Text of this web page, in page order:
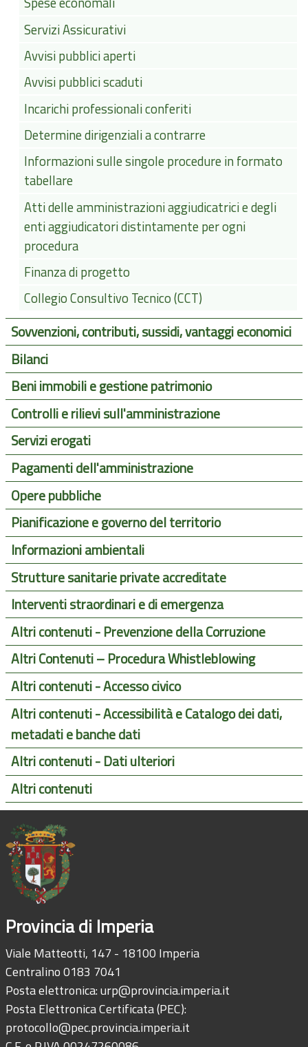
Servizi Assicurativi
Avvisi pubblici aperti
Avvisi pubblici scaduti
Incarichi professionali conferiti
Determine dirigenziali a contrarre
Informazioni sulle singole procedure in formato
tabellare
Atti delle amministrazioni aggiudicatrici e degli
enti aggiudicatori distintamente per ogni
procedura
Finanza di progetto
Collegio Consultivo Tecnico (CCT)
Sovvenzioni, contributi, sussidi, vantaggi economici
Bilanci
Beni immobili e gestione patrimonio
Controlli e rilievi sull'amministrazione
Servizi erogati
Pagamenti dell'amministrazione
Opere pubbliche
Pianificazione e governo del territorio
Informazioni ambientali
Strutture sanitarie private accreditate
Interventi straordinari e di emergenza
Altri contenuti - Prevenzione della Corruzione
Altri Contenuti – Procedura Whistleblowing
Altri contenuti - Accesso civico
Altri contenuti - Accessibilità e Catalogo dei dati,
metadati e banche dati
Altri contenuti - Dati ulteriori
Altri contenuti
Provincia di Imperia
Viale Matteotti, 147 - 18100 Imperia
Centralino 0183 7041
Posta elettronica:urp@provincia.imperia.it
Posta Elettronica Certificata (PEC):
protocollo@pec.provincia.imperia.it